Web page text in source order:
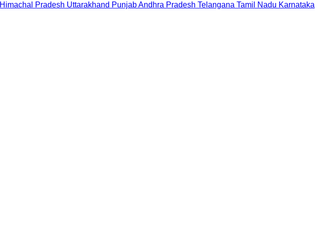
Himachal Pradesh Uttarakhand PunjabAndhra Pradesh Telangana Tamil Nadu Karnataka